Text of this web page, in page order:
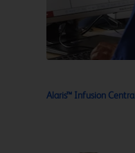
Alaris™ Infusion Central